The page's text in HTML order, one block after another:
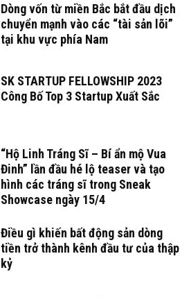
Dòng vốn từ miền Bắc bắt đầu dịch
chuyển mạnh vào các “tài sản lõi”
tại khu vực phía Nam
SK STARTUP FELLOWSHIP 2023
Công Bố Top 3 Startup Xuất Sắc
“Hộ Linh Tráng Sĩ – Bí ẩn mộ Vua
Đinh” lần đầu hé lộ teaser và tạo
hình các tráng sĩ trong Sneak
Showcase ngày 15/4
Điều gì khiến bất động sản dòng
tiền trở thành kênh đầu tư của thập
kỷ